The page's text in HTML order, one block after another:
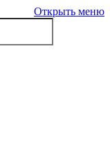
Открыть меню